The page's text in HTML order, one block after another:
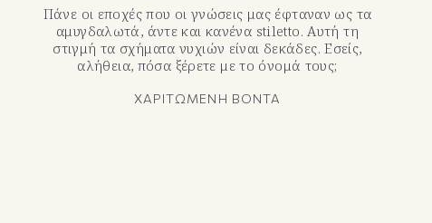
Πάνε οι εποχές που οι γνώσεις μας έφταναν ως τα
αμυγδαλωτά, άντε και κανένα stiletto. Αυτή τη
στιγμή τα σχήματα νυχιών είναι δεκάδες. Εσείς,
αλήθεια, πόσα ξέρετε με το όνομά τους;
ΧΑΡΙΤΩΜΕΝΗ ΒΟΝΤΑ